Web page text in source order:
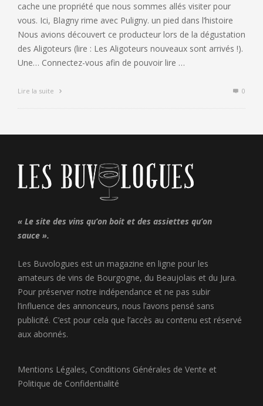
cache une propriété que nous sommes allés visiter pour
vous. Ici, Blagny rime avec Puligny. un pied dans l’histoire
Nous avions découvert ce producteur lors de la dégustation
des Aligoteurs (lire : Les Aligoteurs nouveaux sont arrivés !).
Une… Connectez-vous afin de pouvoir lire …
Lire la suite 0
« Le site des vins qu’on boit et des assiettes qu’on
sauce ».
Les Buvologues est un magazine en ligne pour les
amateurs de vins de Bourgogne, du Beaujolais et du Jura.
Pour préserver notre indépendance et ne pas subir
l’influence des annonceurs, nous l’avons pensé sans
publicité. C’est pour cela que l’accès au contenu est réservé
aux abonnés.
Mentions Légales, Conditions Générales de Vente et
Politique de Confidentialité